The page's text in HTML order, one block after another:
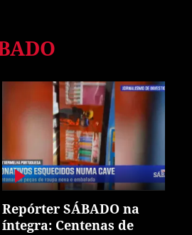
Repórter SÁBADO na
íntegra: Centenas de